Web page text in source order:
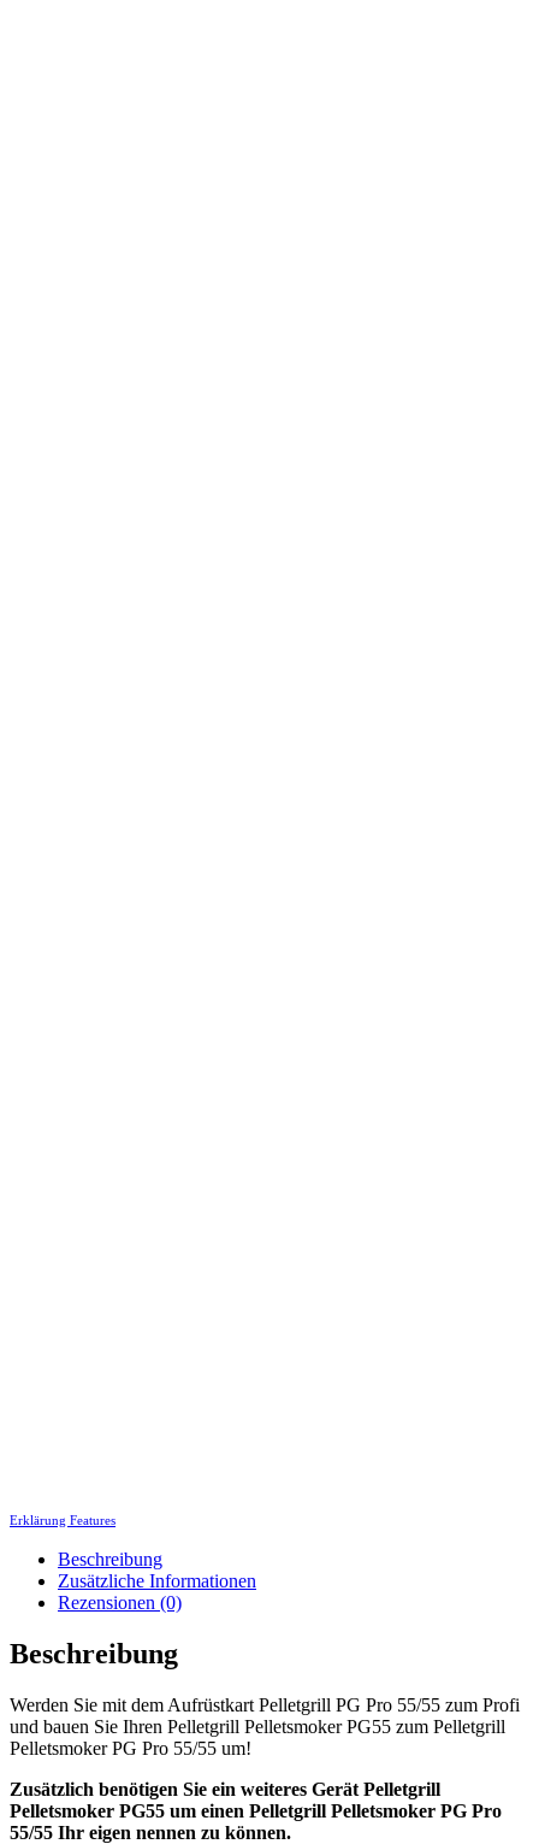
Erklärung Features
Beschreibung
Zusätzliche Informationen
Rezensionen (0)
Beschreibung
Werden Sie mit dem Aufrüstkart Pelletgrill PG Pro 55/55 zum Profi
und bauen Sie Ihren Pelletgrill Pelletsmoker PG55 zum Pelletgrill
Pelletsmoker PG Pro 55/55 um!
Zusätzlich benötigen Sie ein weiteres Gerät Pelletgrill
Pelletsmoker PG55 um einen Pelletgrill Pelletsmoker PG Pro
55/55 Ihr eigen nennen zu können.